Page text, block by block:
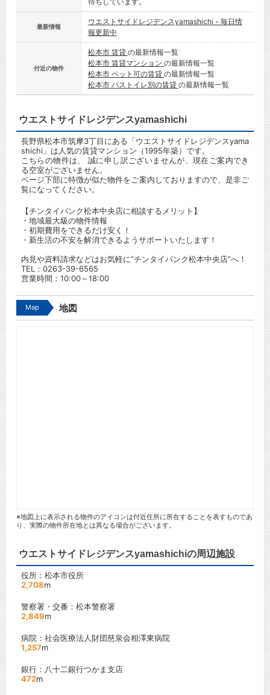
最新情報
ウエストサイドレジデンスyamashichi - 毎日情
報更新中
付近の物件
松本市 賃貸 の最新情報一覧
松本市 賃貸マンション の最新情報一覧
松本市 ペット可の賃貸 の最新情報一覧
松本市 バストイレ別の賃貸 の最新情報一覧
ウエストサイドレジデンスyamashichi
長野県松本市筑摩3丁目にある「ウエストサイドレジデンスyama
shichi」は人気の賃貸マンション（1995年築）です。
こちらの物件は、 誠に申し訳ございませんが、現在ご案内でき
る空室がございません。
ページ下部に特徴が似た物件をご案内しておりますので、是非ご
覧になってください。
【チンタイバンク松本中央店に相談するメリット】
・地域最大級の物件情報
・初期費用をできるだけ安く！
・新生活の不安を解消できるようサポートいたします！
内見や資料請求などはお気軽に”チンタイバンク松本中央店”へ！
TEL： 0263-39-6565
営業時間：10:00～18:00
Map 地図
※地図上に表示される物件のアイコンは付近住所に所在することを表すものであ
り、実際の物件所在地とは異なる場合がございます。
ウエストサイドレジデンスyamashichiの周辺施設
役所：松本市役所
2,708m
警察署・交番：松本警察署
2,849m
病院：社会医療法人財団慈泉会相澤東病院
1,257m
銀行：八十二銀行つかま支店
472m